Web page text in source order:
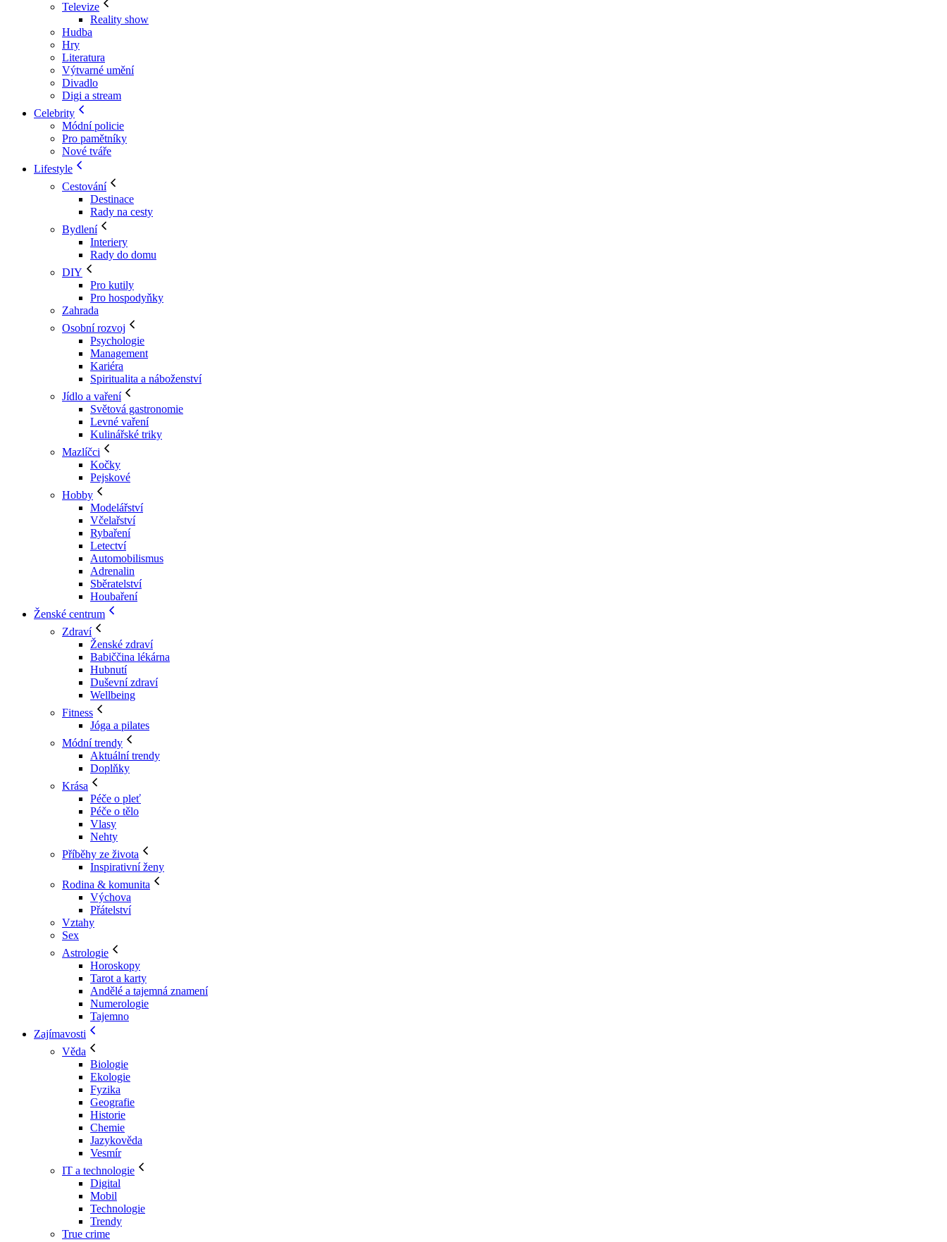
Televize
Reality show
Hudba
Hry
Literatura
Výtvarné umění
Divadlo
Digi a stream
Celebrity
Módní policie
Pro pamětníky
Nové tváře
Lifestyle
Cestování
Destinace
Rady na cesty
Bydlení
Interiery
Rady do domu
DIY
Pro kutily
Pro hospodyňky
Zahrada
Osobní rozvoj
Psychologie
Management
Kariéra
Spiritualita a náboženství
Jídlo a vaření
Světová gastronomie
Levné vaření
Kulinářské triky
Mazlíčci
Kočky
Pejskové
Hobby
Modelářství
Včelařství
Rybaření
Letectví
Automobilismus
Adrenalin
Sběratelství
Houbaření
Ženské centrum
Zdraví
Ženské zdraví
Babiččina lékárna
Hubnutí
Duševní zdraví
Wellbeing
Fitness
Jóga a pilates
Módní trendy
Aktuální trendy
Doplňky
Krása
Péče o pleť
Péče o tělo
Vlasy
Nehty
Příběhy ze života
Inspirativní ženy
Rodina & komunita
Výchova
Přátelství
Vztahy
Sex
Astrologie
Horoskopy
Tarot a karty
Andělé a tajemná znamení
Numerologie
Tajemno
Zajímavosti
Věda
Biologie
Ekologie
Fyzika
Geografie
Historie
Chemie
Jazykověda
Vesmír
IT a technologie
Digital
Mobil
Technologie
Trendy
True crime